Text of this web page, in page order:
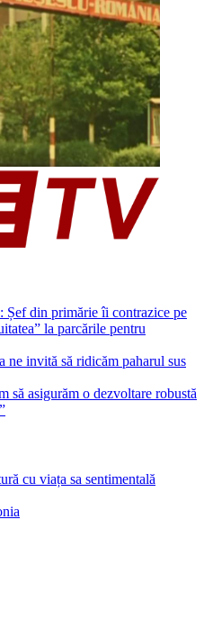
Șef din primărie îi contrazice pe
la parcările pentru
ne invită să ridicăm paharul sus
să asigurăm o dezvoltare robustă
cu viața sa sentimentală